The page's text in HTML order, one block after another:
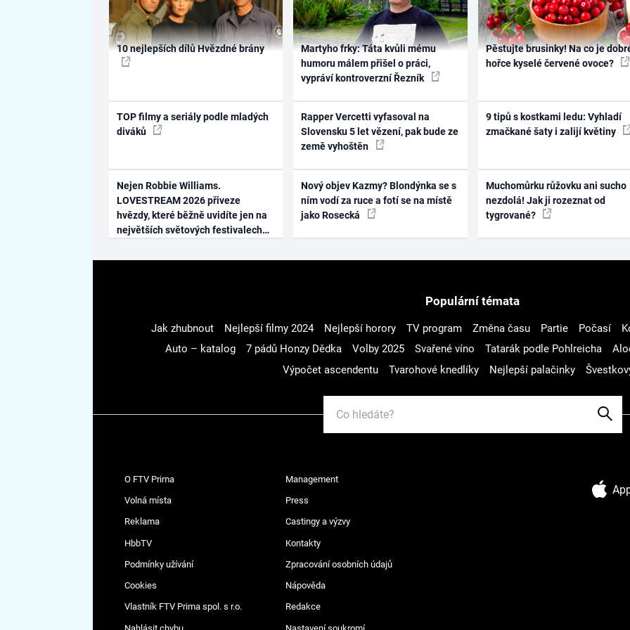
10 nejlepších dílů Hvězdné brány
TOP filmy a seriály podle mladých
diváků
Nejen Robbie Williams.
LOVESTREAM 2026 přiveze
hvězdy, které běžně uvidíte jen na
největších světových festivalech
Martyho frky: Táta kvůli mému
humoru málem přišel o práci,
vypráví kontroverzní Řezník
Rapper Vercetti vyfasoval na
Slovensku 5 let vězení, pak bude ze
země vyhoštěn
Nový objev Kazmy? Blondýnka se s
ním vodí za ruce a fotí se na místě
jako Rosecká
Pěstujte brusinky! Na co je
hořce kyselé červené ovoce?
9 tipů s kostkami ledu: Vyhladí
zmačkané šaty i zalijí květiny
Muchomůrku růžovku ani sucho
nezdolá! Jak ji rozeznat od
tygrované?
Populární témata
Jak zhubnout Nejlepší filmy 2024 Nejlepší horory TV program Změna času Partie Počasí
Auto – katalog
7 pádů Honzy Dědka Volby 2025 Svařené víno Tatarák podle Pohlreicha
Výpočet ascendentu
Tvarohové knedlíky Nejlepší palačinky
O FTV Prima Management
Volná místa Press
Reklama Castingy a výzvy
HbbTV Kontakty
Podmínky užívání Zpracování osobních údajů
Cookies Nápověda
Vlastník FTV Prima spol. s r.o. Redakce